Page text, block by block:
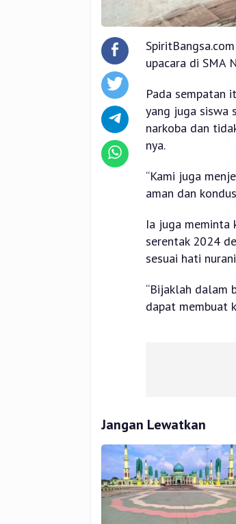
upacara di SMA
Pada sempatan
yang juga siswa
narkoba dan
nya.
“Kami juga
aman dan
Ia juga meminta
serentak 2024
sesuai hati
“Bijaklah dalam
dapat membuat
Jangan Lewatkan